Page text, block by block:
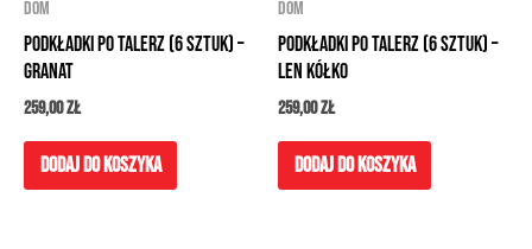
DOM
Podkładki po talerz (6 sztuk) –
granat
259,00zł
Dodaj do koszyka
DOM
Podkładki po talerz (6 sztuk) –
len kółko
259,00zł
Dodaj do koszyka